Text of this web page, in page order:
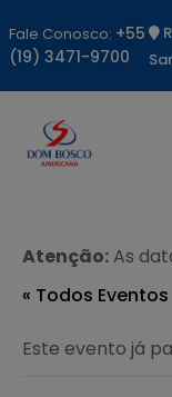
Fale Conosco: +55
(19) 3471-9700
Atenção:As
« Todos Eventos
Este evento já